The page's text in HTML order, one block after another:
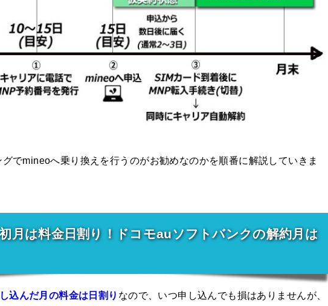
でmineoへ乗り換えを行うのがお勧めなのかを順番に解説していきま
月は料金日割り！ドコモauソフトバンクの解約月は
込んだ月の料金は日割り なので、いつ申し込んでも損はありませんが、